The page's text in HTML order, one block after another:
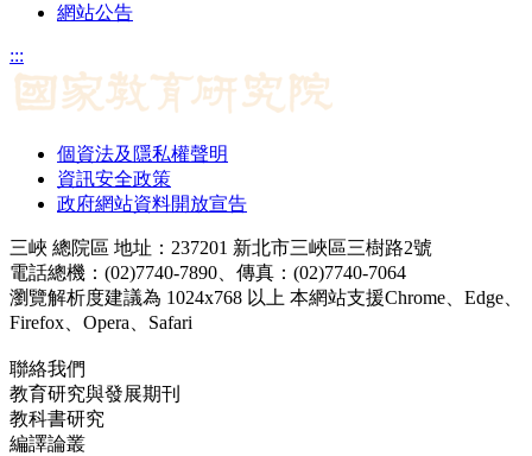
網站公告
:::
個資法及隱私權聲明
資訊安全政策
政府網站資料開放宣告
三峽 總院區 地址：237201 新北市三峽區三樹路2號
電話總機：(02)7740-7890、傳真：(02)7740-7064
瀏覽解析度建議為 1024x768 以上 本網站支援Chrome、Edge、
Firefox、Opera、Safari
聯絡我們
教育研究與發展期刊
教科書研究
編譯論叢